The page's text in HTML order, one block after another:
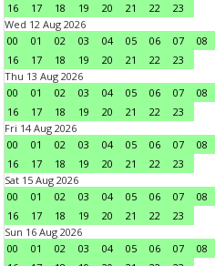
16
17 18 19 20 21 22
23
Wed 12 Aug 2026
00
01 02 03 04 05 06 07 08
16
17 18 19 20 21 22
23
Thu 13 Aug 2026
00
01 02 03 04 05 06 07 08
16
17 18 19 20 21 22
23
Fri 14 Aug 2026
00
01 02 03 04 05 06 07 08
16
17 18 19 20 21 22
23
Sat 15 Aug 2026
00
01 02 03 04 05 06 07 08
16
17 18 19 20 21 22
23
Sun 16 Aug 2026
00
01 02 03 04 05 06 07 08